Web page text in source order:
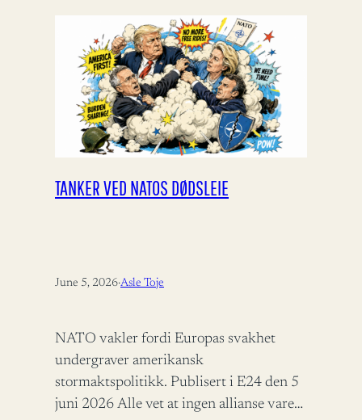
TANKER VED NATOS DØDSLEIE
June 5, 2026·Asle Toje
NATO vakler fordi Europas svakhet
undergraver amerikansk
stormaktspolitikk. Publisert i E24 den 5
juni 2026 Alle vet at ingen allianse varer